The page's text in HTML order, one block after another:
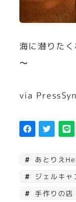
海に潜りた
〜
via
あとりえ
ジェルキャ
手作りの店